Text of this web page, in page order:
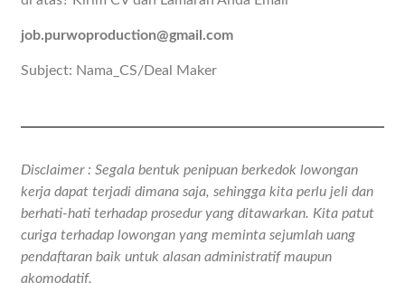
job.purwoproduction@gmail.com
Subject: Nama_CS/Deal Maker
Disclaimer : Segala bentuk penipuan berkedok lowongan
kerja dapat terjadi dimana saja, sehingga kita perlu jeli dan
berhati-hati terhadap prosedur yang ditawarkan. Kita patut
curiga terhadap lowongan yang meminta sejumlah uang
pendaftaran baik untuk alasan administratif maupun
akomodatif.